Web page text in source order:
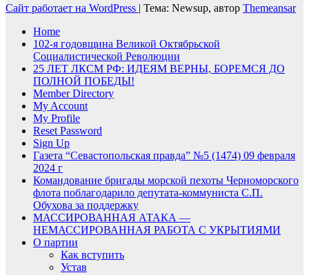
Сайт работает на WordPress | Тема: Newsup, автор Themeansar
Home
102-я годовщина Великой Октябрьской
Социалистической Революции
25 ЛЕТ ЛКСМ РФ: ИДЕЯМ ВЕРНЫ, БОРЕМСЯ ДО
ПОЛНОЙ ПОБЕДЫ!
Member Directory
My Account
My Profile
Reset Password
Sign Up
Газета “Севастопольская правда” №5 (1474) 09 февраля
2024 г
Командование бригады морской пехоты Черноморского
флота поблагодарило депутата-коммуниста С.П.
Обухова за поддержку
МАССИРОВАННАЯ АТАКА —
НЕМАССИРОВАННАЯ РАБОТА С УКРЫТИЯМИ
О партии
Как вступить
Устав